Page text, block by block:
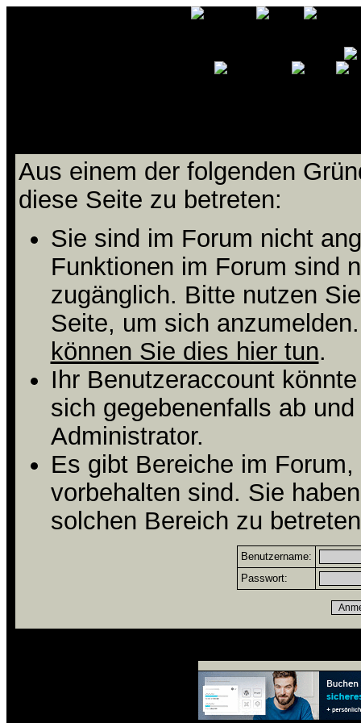
Aus einem der folgenden
diese Seite zu betreten:
Sie sind im Forum nicht
Funktionen im Forum sind
zugänglich. Bitte nutzen
Seite, um sich
können Sie dies hier tun.
Ihr Benutzeraccount
sich gegebenenfalls ab
Administrator.
Es gibt Bereiche im
vorbehalten sind. Sie
solchen Bereich zu
Benutzername:
Passwort: